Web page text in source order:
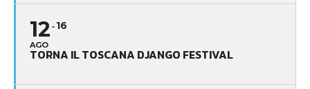
12
AGO
16
TORNA IL TOSCANA DJANGO FESTIVAL